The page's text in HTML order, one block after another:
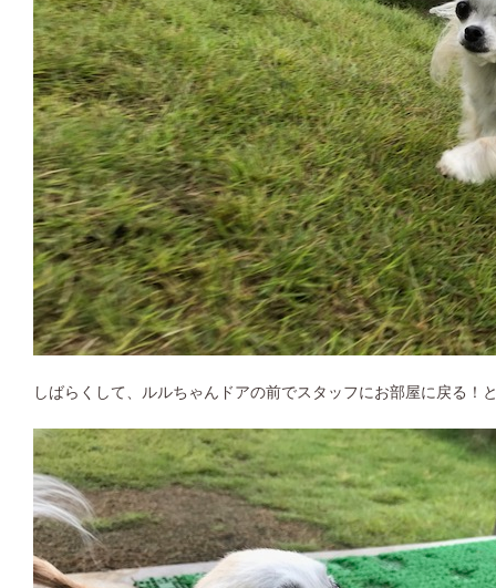
しばらくして、ルルちゃんドアの前でスタッフにお部屋に戻る！